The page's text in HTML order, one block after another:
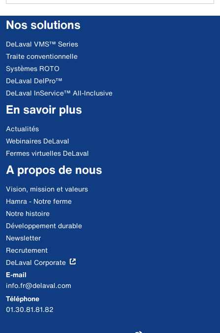
Nos solutions
DeLaval VMS™ Series
Traite conventionnelle
Systèmes ROTO
DeLaval DelPro™
DeLaval InService™ All-Inclusive
En savoir plus
Actualités
Webinaires DeLaval
Fermes virtuelles DeLaval
A propos de nous
Vision, mission et valeurs
Hamra - Notre ferme
Notre histoire
Développement durable
Newsletter
Recrutement
DeLaval Corporate
E-mail
info.fr@delaval.com
Téléphone
01.30.81.81.82